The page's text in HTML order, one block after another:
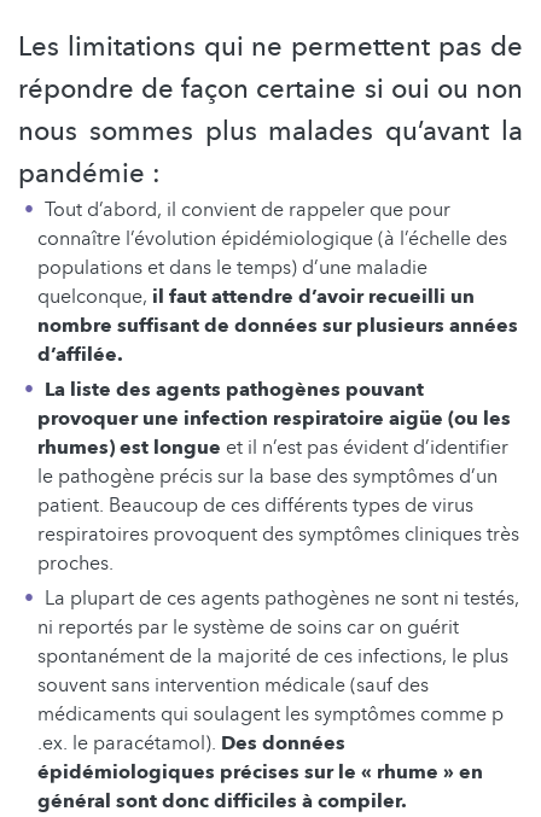
Les limitations qui ne permettent pas de
répondre de façon certaine si oui ou non
nous sommes plus malades qu’avant la
pandémie :
Tout d’abord, il convient de rappeler que pour
connaître l’évolution épidémiologique (à l’échelle des
populations et dans le temps) d’une maladie
quelconque, il faut attendre d’avoir recueilli un
nombre suffisant de données sur plusieurs années
d’affilée.
La liste des agents pathogènes pouvant
provoquer une infection respiratoire aigüe (ou les
rhumes) est longue et il n’est pas évident d’identifier
le pathogène précis sur la base des symptômes d’un
patient. Beaucoup de ces différents types de virus
respiratoires provoquent des symptômes cliniques très
proches.
La plupart de ces agents pathogènes ne sont ni testés,
ni reportés par le système de soins car on guérit
spontanément de la majorité de ces infections, le plus
souvent sans intervention médicale (sauf des
médicaments qui soulagent les symptômes comme p
.ex. le paracétamol). Des données
épidémiologiques précises sur le « rhume » en
général sont donc difficiles à compiler.